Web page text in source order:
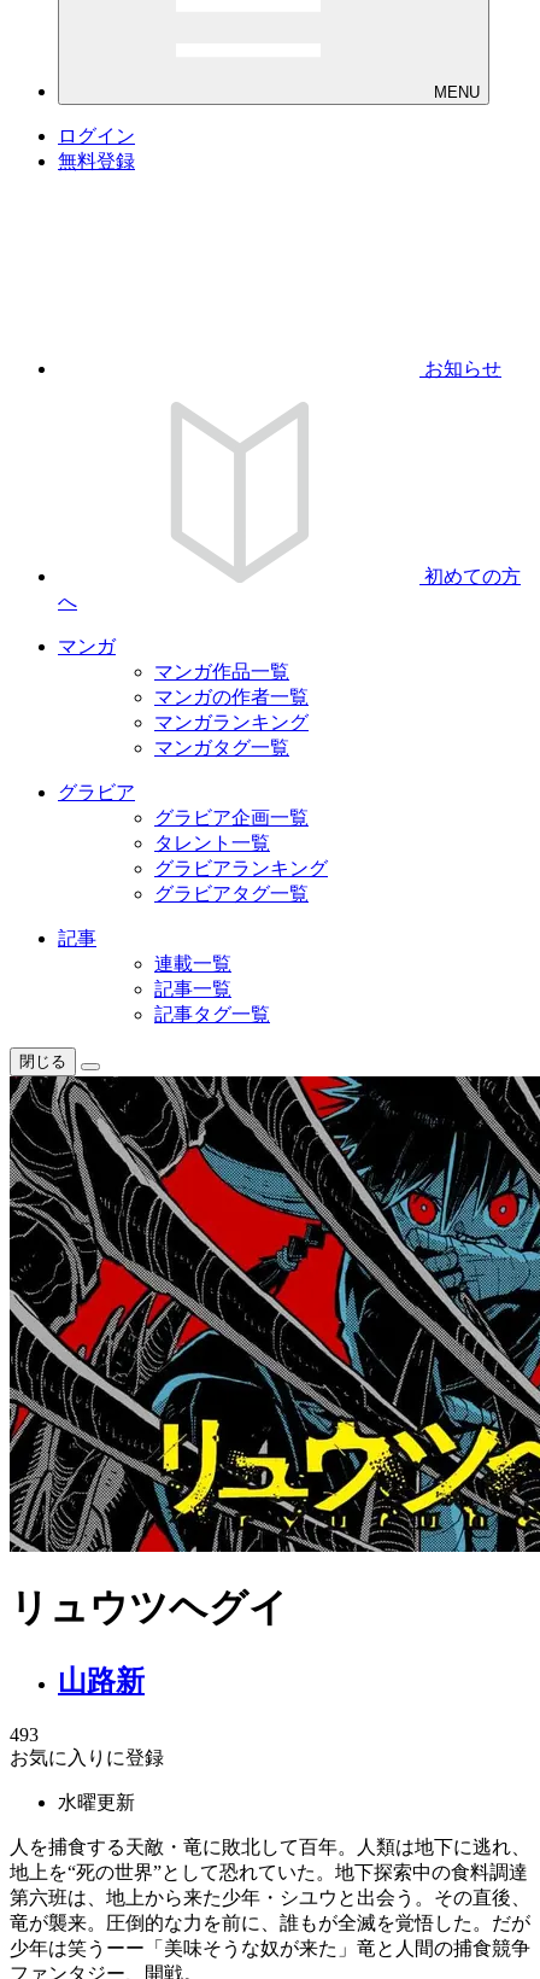
MENU
ログイン
無料登録
お知らせ
初めての方
へ
マンガ
マンガ作品一覧
マンガの作者一覧
マンガランキング
マンガタグ一覧
グラビア
グラビア企画一覧
タレント一覧
グラビアランキング
グラビアタグ一覧
記事
連載一覧
記事一覧
記事タグ一覧
閉じる
リュウツヘグイ
山路新
493
お気に入りに登録
水曜更新
人を捕食する天敵・竜に敗北して百年。人類は地下に逃れ、
地上を“死の世界”として恐れていた。地下探索中の食料調達
第六班は、地上から来た少年・シユウと出会う。その直後、
竜が襲来。圧倒的な力を前に、誰もが全滅を覚悟した。だが
少年は笑うーー「美味そうな奴が来た」竜と人間の捕食競争
ファンタジー、開戦。